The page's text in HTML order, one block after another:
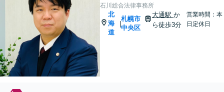
石川総合法律事務所
北
海
道
|
札幌市
中央区
大通駅 か
ら徒歩3分
営業時間：本
日定休日